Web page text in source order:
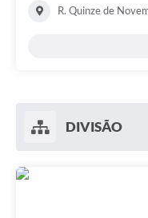
R. Quinze de
DIVISÃO